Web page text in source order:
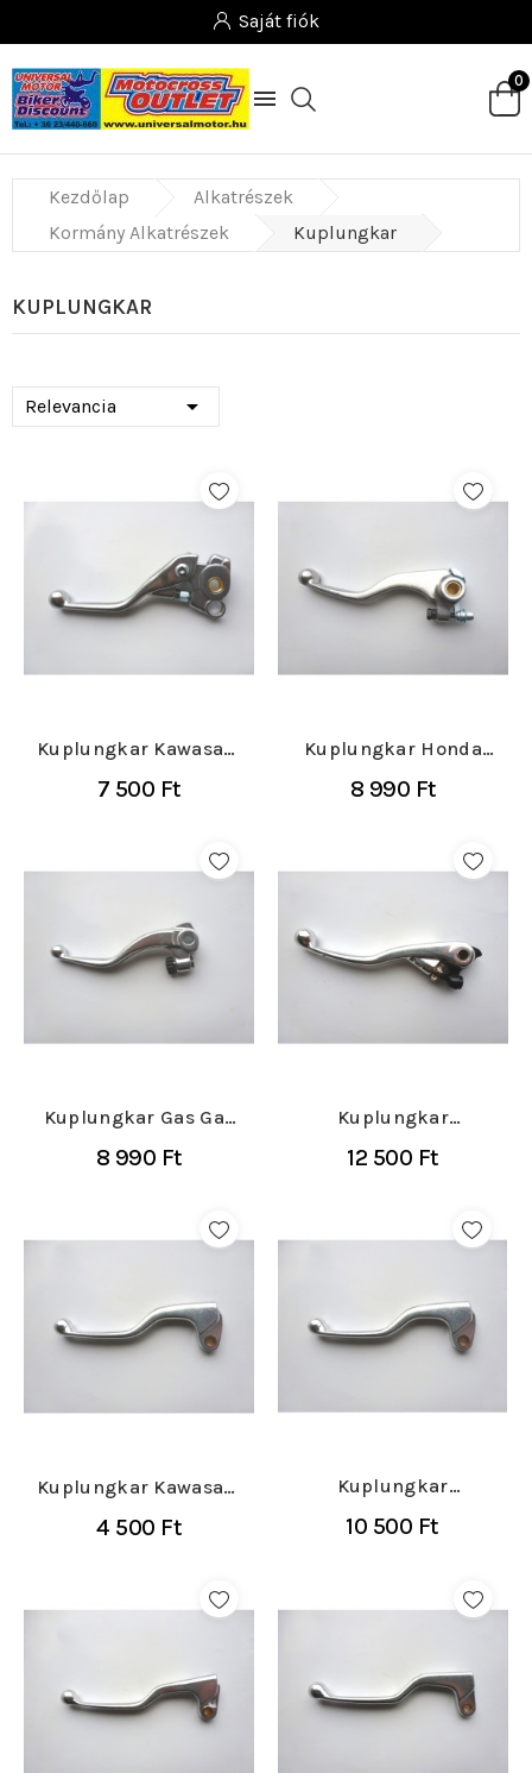
Saját fiók

0
Kezdőlap
Alkatrészek
Kormány Alkatrészek
Kuplungkar
KUPLUNGKAR
Relevancia 
Kuplungkar Kawasaki
7 500 Ft
Kuplungkar Honda
8 990 Ft
Kuplungkar Gas Gas
2021-...
8 990 Ft
Kuplungkar
2009-
12 500 Ft
Kuplungkar Kawasaki
Suzuki...
4 500 Ft
Kuplungkar
10 500 Ft